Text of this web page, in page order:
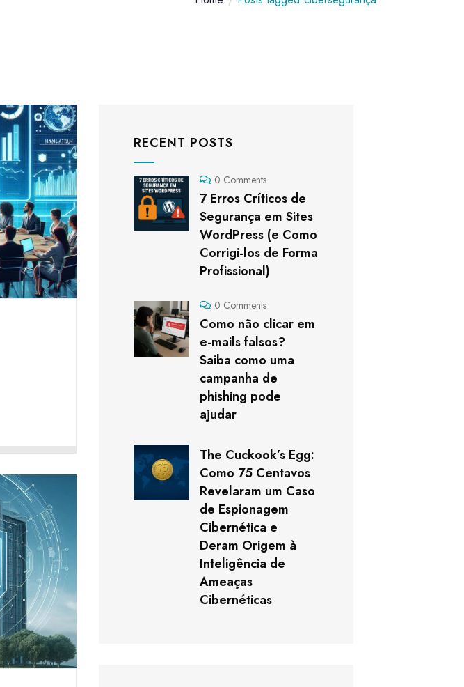
RECENT POSTS
0 Comments
7 Erros Críticos de
Segurança em Sites
WordPress (e Como
Corrigi-los de Forma
Profissional)
0 Comments
Como não clicar em
e-mails falsos?
Saiba como uma
campanha de
phishing pode
ajudar
The Cuckook’s Egg:
Como 75 Centavos
Revelaram um Caso
de Espionagem
Cibernética e
Deram Origem à
Inteligência de
Ameaças
Cibernéticas